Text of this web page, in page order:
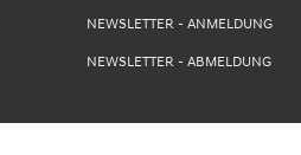
NEWSLETTER - ANMELDUNG
NEWSLETTER - ABMELDUNG